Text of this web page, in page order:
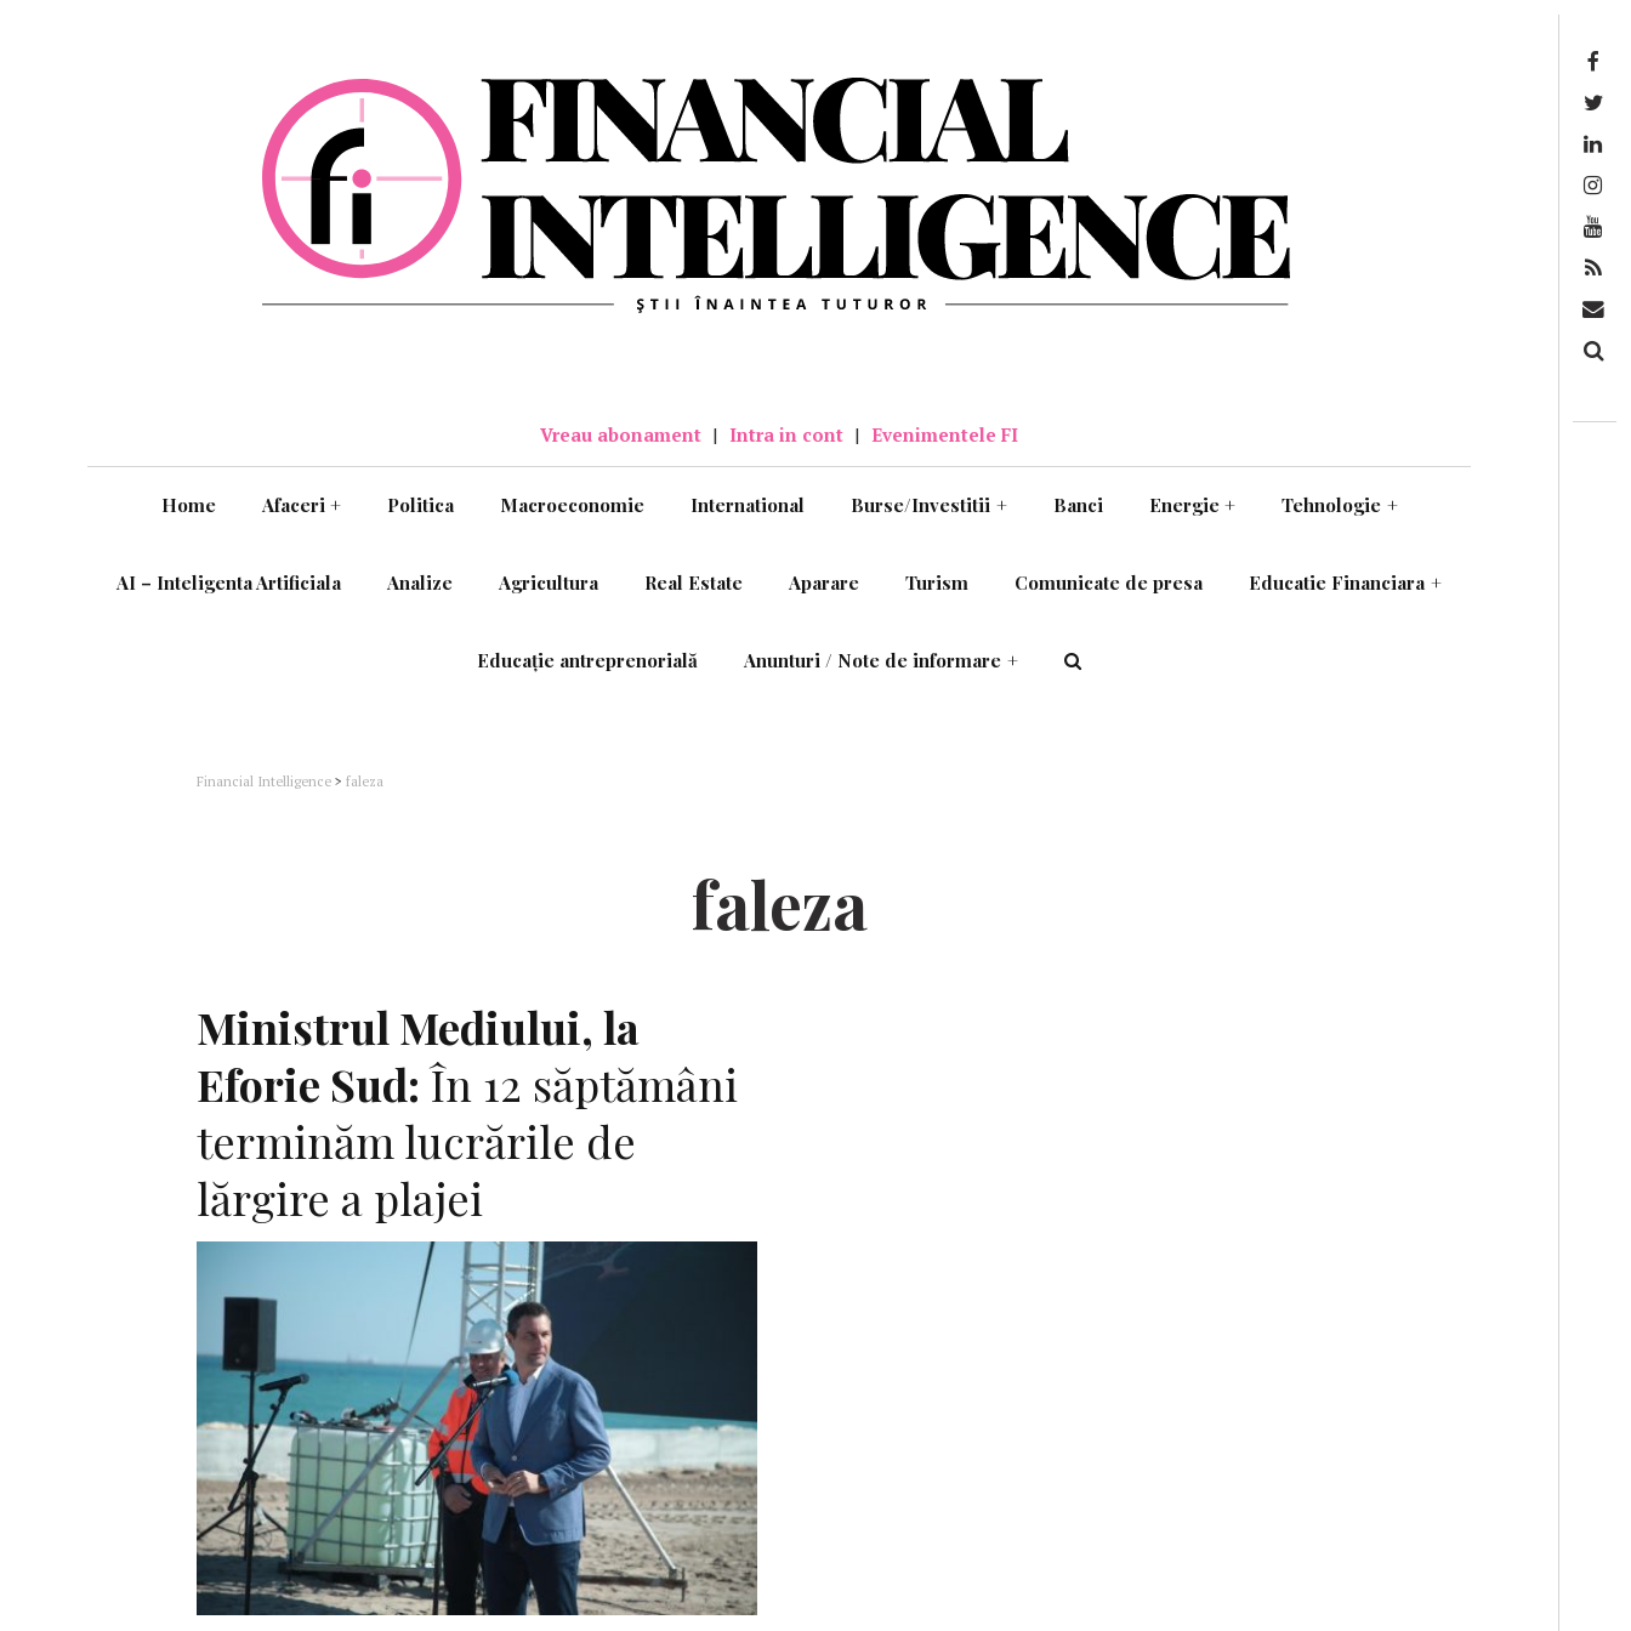
Vreau abonament | Intra in cont | Evenimentele FI
Home Afaceri + Politica Macroeconomie International Burse/Investitii + Banci Energie + Tehnologie +
AI – Inteligenta Artificiala Analize Agricultura Real Estate Aparare Turism Comunicate de presa Educatie Financiara +
Educație antreprenorială Anunturi / Note de informare +
Financial Intelligence > faleza
faleza
Ministrul Mediului, la
Eforie Sud:În 12 săptămâni
terminăm lucrările de
lărgire a plajei
F